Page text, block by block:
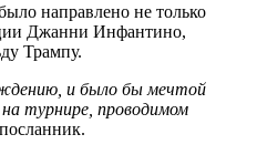
направлено не только
Джанни Инфантино,
Трампу.
и было бы мечтой
турнире, проводимом